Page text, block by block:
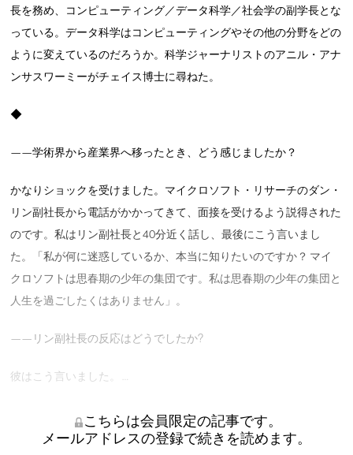
長を務め、コンピューティング／データ科学／社会学の副学長とな
っている。データ科学はコンピューティングやその他の分野をどの
ように変えているのだろうか。科学ジャーナリストのアニル・アナ
ンサスワーミーがチェイス博士に尋ねた。
◆
——学術界から産業界へ移ったとき、どう感じましたか？
かなりショックを受けました。マイクロソフト・リサーチのダン・
リン副社長から電話がかかってきて、面接を受けるよう説得された
のです。私はリン副社長と40分近く話し、最後にこう言いまし
た。「私が何に迷惑しているか、本当に知りたいのですか？ マイ
クロソフトは思春期の少年の集団です。私は思春期の少年の集団と
人生を過ごしたくはありません」。
——リン副社長の反応はどうでしたか?
彼はこう言いました。 …
こちらは会員限定の記事です。
メールアドレスの登録で続きを読めます。